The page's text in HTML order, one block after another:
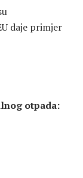
daje primjer
otpada: